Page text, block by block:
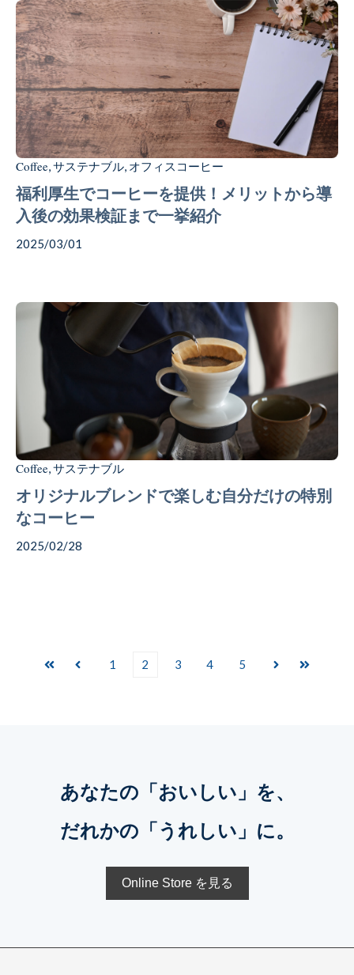
Coffee,サステナブル, オフィスコーヒー
福利厚生でコーヒーを提供！メリットから導
入後の効果検証まで一挙紹介
2025/03/01
Coffee,サステナブル
オリジナルブレンドで楽しむ自分だけの特別
なコーヒー
2025/02/28
最初 前へ
1 2 3 4 5
次へ 最後
あなたの「おいしい」を、
だれかの「うれしい」に。
Online Store を見る